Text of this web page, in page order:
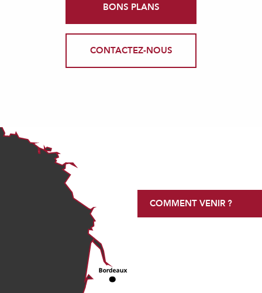
BONS PLANS
CONTACTEZ-NOUS
COMMENT VENIR ?